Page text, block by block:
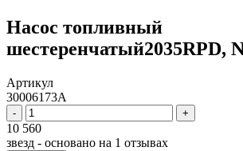
Насос топливный
шестеренчатый2035RPD,
Артикул
30006173A
- +
10 560
звезд - основано на 1 отзывах